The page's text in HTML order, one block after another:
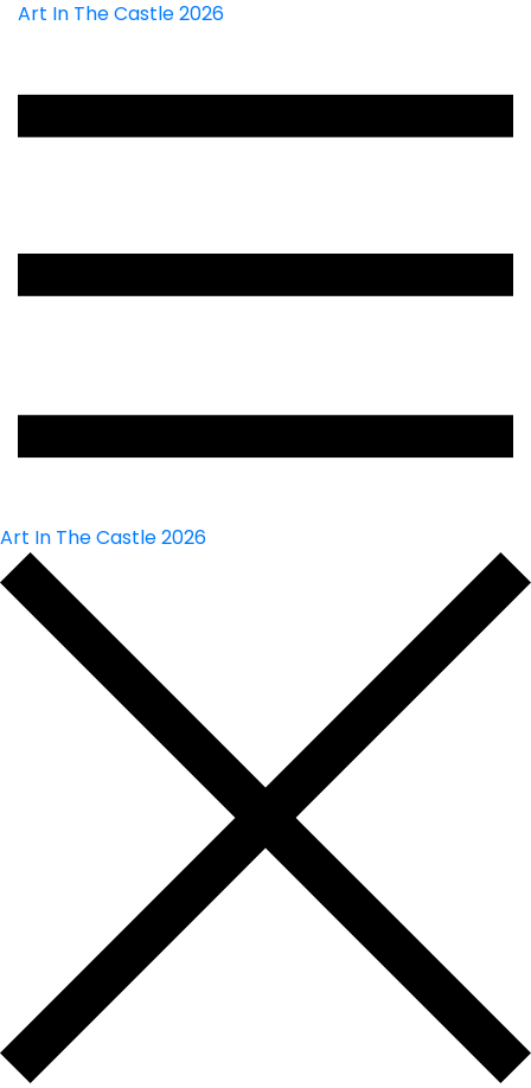
Art In The Castle 2026
Art In The Castle 2026